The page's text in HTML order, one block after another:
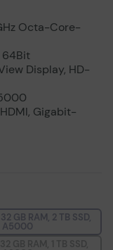
Octa-Core-
64Bit
Display, HD-
Gigabit-
GB RAM, 2 TB SSD,
A5000